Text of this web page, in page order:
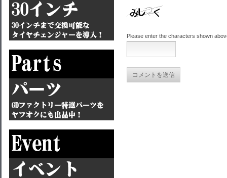
Please enter the characters shown